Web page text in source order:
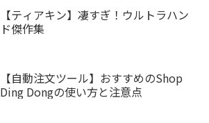
【ティアキン】凄すぎ！ウルトラハン
ド傑作集
【自動注文ツール】おすすめのShop
Ding Dongの使い方と注意点